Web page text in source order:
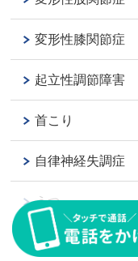
変形性膝関節症
起立性調節障害
首こり
自律神経失調症
うつ
オスグッド